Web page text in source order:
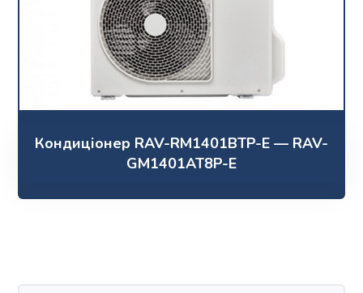
Кондиціонер RAV-RM1401BTP-E — RAV-
GM1401AT8P-E